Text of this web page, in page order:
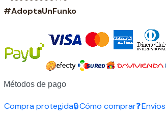
#AdoptaUnFunko
Métodos de pago
Compra protegida🔒Cómo comprar❓